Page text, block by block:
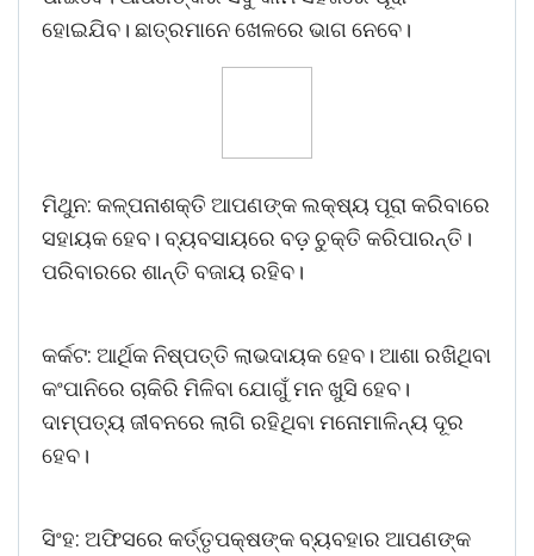
ହୋଇଯିବ। ଛାତ୍ରମାନେ ଖେଳରେ ଭାଗ ନେବେ।
ମିଥୁନ: କଳ୍ପନାଶକ୍ତି ଆପଣଙ୍କ ଲକ୍ଷ୍ୟ ପୂରା କରିବାରେ
ସହାୟକ ହେବ। ବ୍ୟବସାୟରେ ବଡ଼ ଚୁକ୍ତି କରିପାରନ୍ତି।
ପରିବାରରେ ଶାନ୍ତି ବଜାୟ ରହିବ।
କର୍କଟ: ଆର୍ଥିକ ନିଷ୍ପତ୍ତି ଲାଭଦାୟକ ହେବ। ଆଶା ରଖିଥିବା
କଂପାନିରେ ଚାକିରି ମିଳିବା ଯୋଗୁଁ ମନ ଖୁସି ହେବ।
ଦାମ୍ପତ୍ୟ ଜୀବନରେ ଲାଗି ରହିଥିବା ମନୋମାଳିନ୍ୟ ଦୂର
ହେବ।
ସିଂହ: ଅଫିସରେ କର୍ତ୍ତୃପକ୍ଷଙ୍କ ବ୍ୟବହାର ଆପଣଙ୍କ